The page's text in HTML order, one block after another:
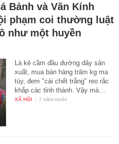
Bảnh và Văn Kính
phạm coi thường luật
như một huyền
Là kẻ cầm đầu đường dây sản
xuất, mua bán hàng trăm kg ma
túy, đem "cái chết trắng" reo rắc
khắp các tỉnh thành. Vậy mà…
XÃ HỘI - 7 năm trước